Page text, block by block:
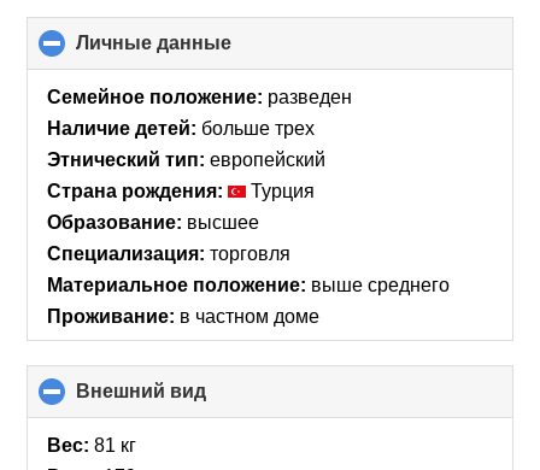
Личные данные
to
collapse
Семейное положение: разведен
Наличие детей: больше трех
Этнический тип: европейский
Страна рождения:
Турция
Образование: высшее
Специализация: торговля
Материальное положение: выше среднего
Проживание: в частном доме
Внешний вид
to
Вес: 81 кг